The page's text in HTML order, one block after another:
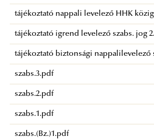
tájékoztató nappali levelező HHK
tájékoztató igrend levelező szabs. jog
tájékoztató biztonsági nappalilevelező
szabs.3.pdf
szabs.2.pdf
szabs.1.pdf
szabs.(Bz.)1.pdf